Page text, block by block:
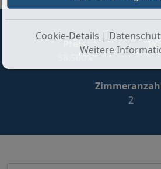
Preis:
58.500 €
2
Cookie-Details |
Weitere